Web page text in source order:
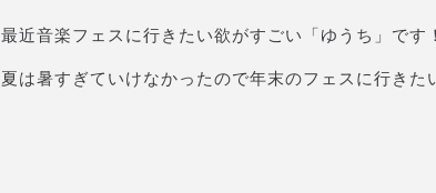
最近音楽フェスに行きたい欲がすごい「ゆうち」です！
夏は暑すぎていけなかったので年末のフェスに行き